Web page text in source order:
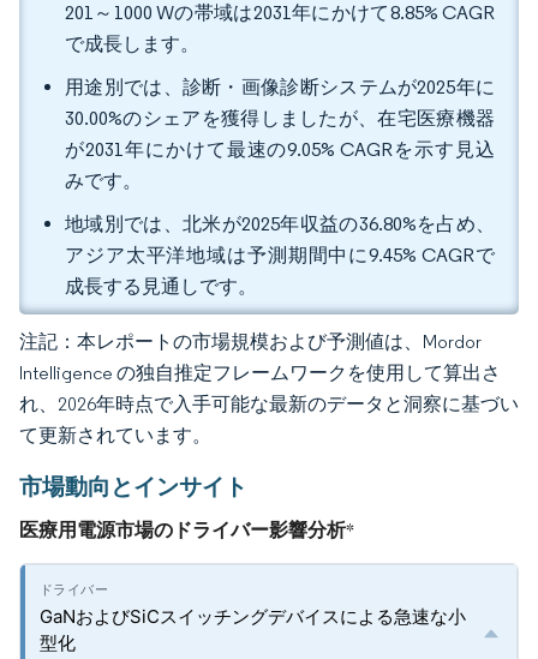
201～1000 Wの帯域は2031年にかけて8.85% CAGR
で成長します。
用途別では、診断・画像診断システムが2025年に
30.00%のシェアを獲得しましたが、在宅医療機器
が2031年にかけて最速の9.05% CAGRを示す見込
みです。
地域別では、北米が2025年収益の36.80%を占め、
アジア太平洋地域は予測期間中に9.45% CAGRで
成長する見通しです。
注記：本レポートの市場規模および予測値は、Mordor
Intelligence の独自推定フレームワークを使用して算出さ
れ、2026年時点で入手可能な最新のデータと洞察に基づい
て更新されています。
市場動向とインサイト
医療用電源市場のドライバー影響分析*
GaNおよびSiCスイッチングデバイスによる急速な小
型化